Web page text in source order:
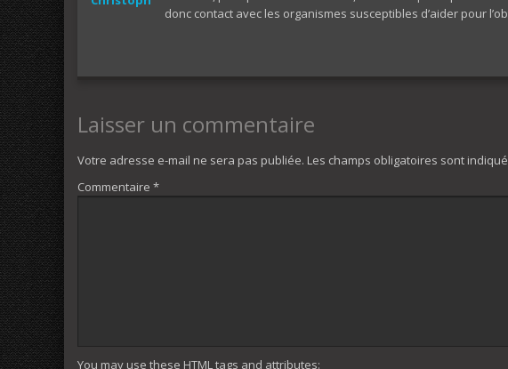
donc contact avec les organismes susceptibles d’aider pour
Laisser un commentaire
Votre adresse e-mail ne sera pas publiée. Les champs obligatoires sont
Commentaire *
You may use these HTMLtags and attributes: